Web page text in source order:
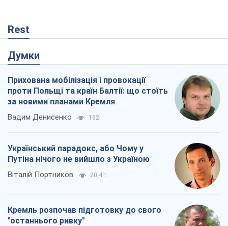
Rest
Думки
Прихована мобілізація і провокації
проти Польщі та країн Балтії: що стоїть
за новими планами Кремля
Вадим Денисенко 162
Український парадокс, або Чому у
Путіна нічого не вийшло з Україною
Віталій Портников 20,4 т.
Кремль розпочав підготовку до свого
"останнього ривку"